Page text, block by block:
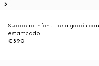
Sudadera infantil de algodón con
estampado
€ 390